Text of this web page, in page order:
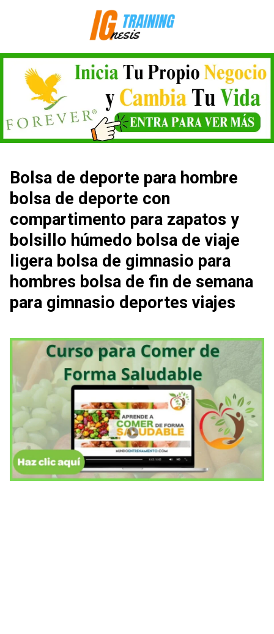
Bolsa de deporte para hombre
bolsa de deporte con
compartimento para zapatos y
bolsillo húmedo bolsa de viaje
ligera bolsa de gimnasio para
hombres bolsa de fin de semana
para gimnasio deportes viajes